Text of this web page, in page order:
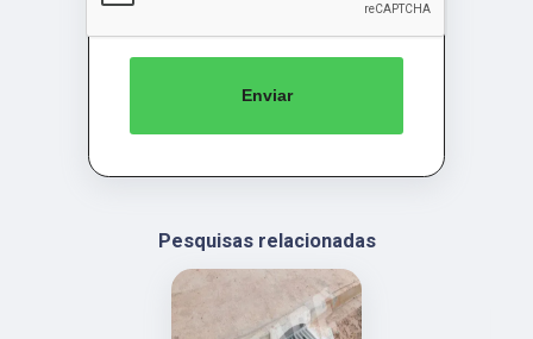
Enviar
Pesquisas relacionadas